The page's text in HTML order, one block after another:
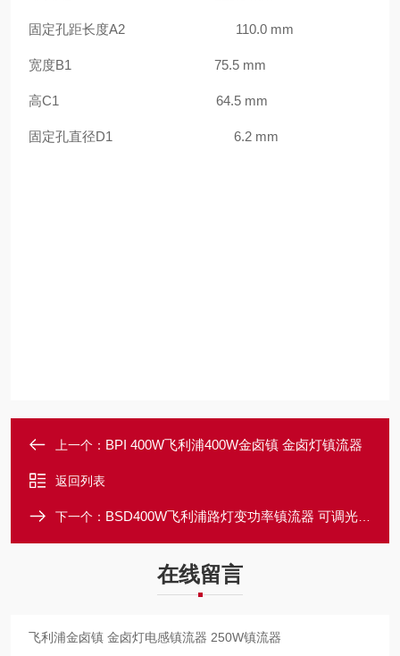
固定孔距长度A2 110.0 mm
宽度B1 75.5 mm
高C1 64.5 mm
固定孔直径D1 6.2 mm
上一个： BPI 400W飞利浦400W金卤镇 金卤灯镇流器
返回列表
下一个： BSD400W飞利浦路灯变功率镇流器 可调光钠镇 400W
在线留言